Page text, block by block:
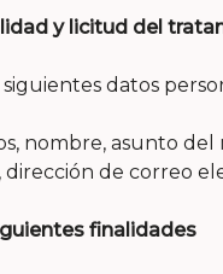
y licitud del
datos
nombre, asunto
dirección de correo
finalidades